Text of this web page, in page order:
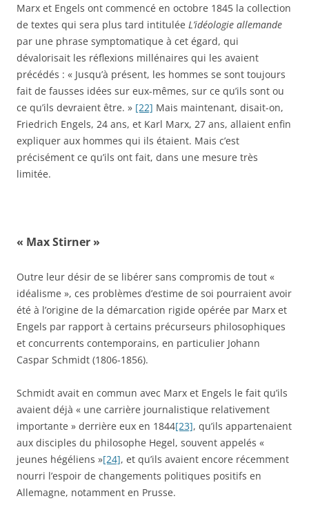
Marx et Engels ont commencé en octobre 1845 la collection
de textes qui sera plus tard intitulée L’idéologie allemande
par une phrase symptomatique à cet égard, qui
dévalorisait les réflexions millénaires qui les avaient
précédés : « Jusqu’à présent, les hommes se sont toujours
fait de fausses idées sur eux-mêmes, sur ce qu’ils sont ou
ce qu’ils devraient être. » [22] Mais maintenant, disait-on,
Friedrich Engels, 24 ans, et Karl Marx, 27 ans, allaient enfin
expliquer aux hommes qui ils étaient. Mais c’est
précisément ce qu’ils ont fait, dans une mesure très
limitée.
« Max Stirner »
Outre leur désir de se libérer sans compromis de tout «
idéalisme », ces problèmes d’estime de soi pourraient avoir
été à l’origine de la démarcation rigide opérée par Marx et
Engels par rapport à certains précurseurs philosophiques
et concurrents contemporains, en particulier Johann
Caspar Schmidt (1806-1856).
Schmidt avait en commun avec Marx et Engels le fait qu’ils
avaient déjà « une carrière journalistique relativement
importante » derrière eux en 1844[23], qu’ils appartenaient
aux disciples du philosophe Hegel, souvent appelés «
jeunes hégéliens »[24], et qu’ils avaient encore récemment
nourri l’espoir de changements politiques positifs en
Allemagne, notamment en Prusse.